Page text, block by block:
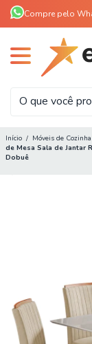
Compre pelo
Início / Móveis de Cozinha
de Mesa Sala de Jantar
Dobuê